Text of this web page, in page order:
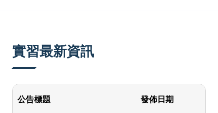
實習最新資訊
公告標題 發佈日期